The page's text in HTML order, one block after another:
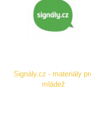
Signály.cz - materiály
mládež